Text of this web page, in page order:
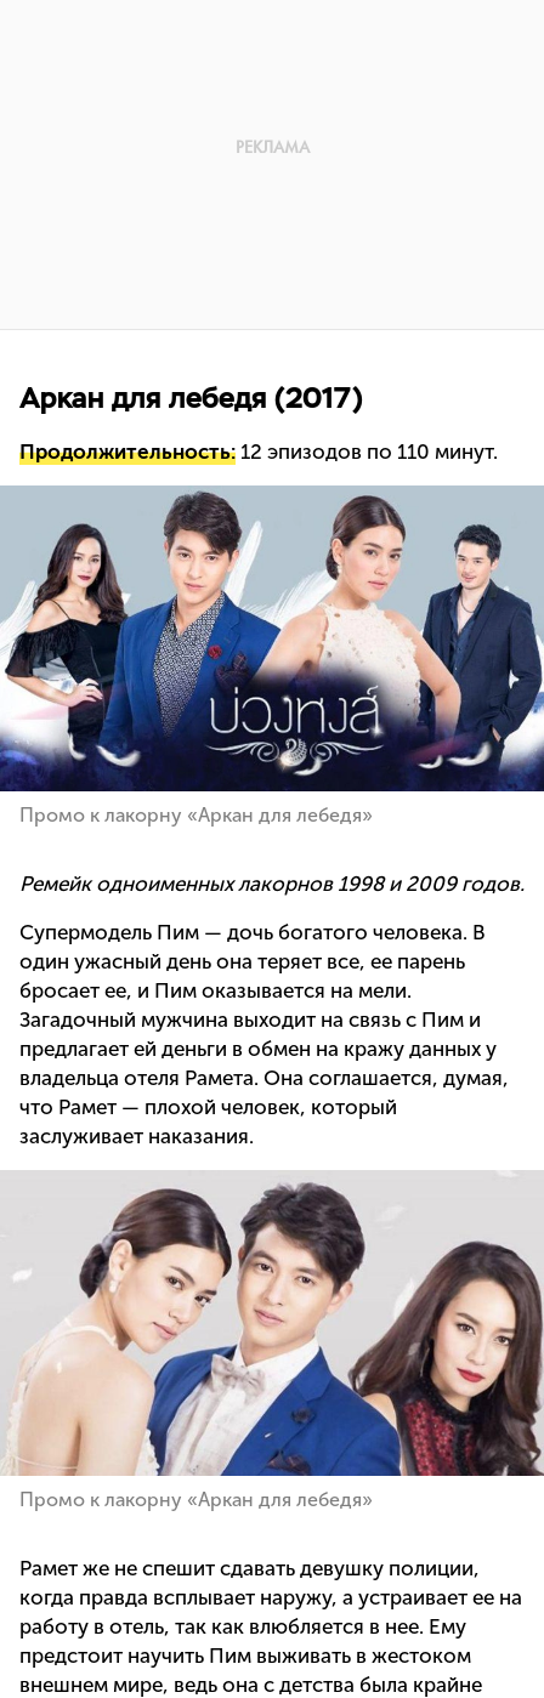
Аркан для лебедя (2017)
Продолжительность: 12 эпизодов по 110 минут.
Промо к лакорну «Аркан для лебедя»
Ремейк одноименных лакорнов 1998 и 2009 годов.
Супермодель Пим — дочь богатого человека. В
один ужасный день она теряет все, ее парень
бросает ее, и Пим оказывается на мели.
Загадочный мужчина выходит на связь с Пим и
предлагает ей деньги в обмен на кражу данных у
владельца отеля Рамета. Она соглашается, думая,
что Рамет — плохой человек, который
заслуживает наказания.
Промо к лакорну «Аркан для лебедя»
Рамет же не спешит сдавать девушку полиции,
когда правда всплывает наружу, а устраивает ее на
работу в отель, так как влюбляется в нее. Ему
предстоит научить Пим выживать в жестоком
внешнем мире, ведь она с детства была крайне